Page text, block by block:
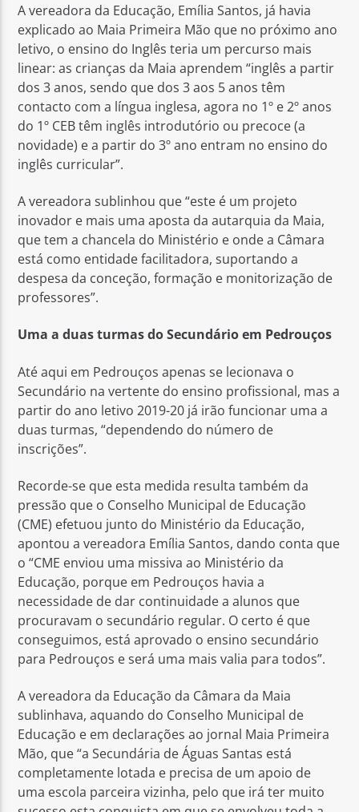
A vereadora da Educação, Emília Santos, já havia
explicado ao Maia Primeira Mão que no próximo ano
letivo, o ensino do Inglês teria um percurso mais
linear: as crianças da Maia aprendem “inglês a partir
dos 3 anos, sendo que dos 3 aos 5 anos têm
contacto com a língua inglesa, agora no 1º e 2º anos
do 1º CEB têm inglês introdutório ou precoce (a
novidade) e a partir do 3º ano entram no ensino do
inglês curricular”.
A vereadora sublinhou que “este é um projeto
inovador e mais uma aposta da autarquia da Maia,
que tem a chancela do Ministério e onde a Câmara
está como entidade facilitadora, suportando a
despesa da conceção, formação e monitorização de
professores”.
Uma a duas turmas do Secundário em Pedrouços
Até aqui em Pedrouços apenas se lecionava o
Secundário na vertente do ensino profissional, mas a
partir do ano letivo 2019-20 já irão funcionar uma a
duas turmas, “dependendo do número de
inscrições”.
Recorde-se que esta medida resulta também da
pressão que o Conselho Municipal de Educação
(CME) efetuou junto do Ministério da Educação,
apontou a vereadora Emília Santos, dando conta que
o “CME enviou uma missiva ao Ministério da
Educação, porque em Pedrouços havia a
necessidade de dar continuidade a alunos que
procuravam o secundário regular. O certo é que
conseguimos, está aprovado o ensino secundário
para Pedrouços e será uma mais valia para todos”.
A vereadora da Educação da Câmara da Maia
sublinhava, aquando do Conselho Municipal de
Educação e em declarações ao jornal Maia Primeira
Mão, que “a Secundária de Águas Santas está
completamente lotada e precisa de um apoio de
uma escola parceira vizinha, pelo que irá ter muito